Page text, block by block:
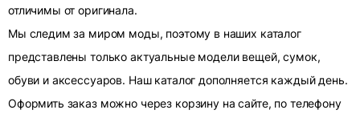
отличимы от оригинала.
Мы следим за миром моды, поэтому в наших каталог
представлены только актуальные модели вещей, сумок,
обуви и аксессуаров. Наш каталог дополняется каждый день.
Оформить заказ можно через корзину на сайте, по телефону